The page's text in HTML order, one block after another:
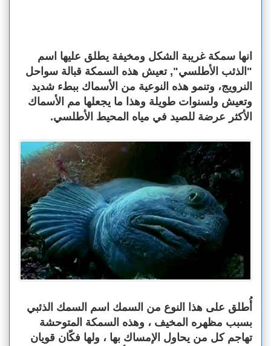
انها سمكة غريبة الشكل ومخيفة يطلق عليها اسم
"الذئب الأطلسي", تعيش هذه السمكة قبالة سواحل
النرويج، وتنمو هذه النوعية من الأسماك ببطء شديد
وتعيش ولسنوات طويلة وهذا ما يجعلها مم الأسماك
الأكثر عرضة للصيد في مياه المحيط الأطلسي.
أُطلق على هذا النوع من السمك اسم السمك الذئبي
بسبب مظهره المخيف ، وهذه السمكة المتوحشة
تهاجم كل من يحاول الإمساك بها ، ولها فكّان قويان